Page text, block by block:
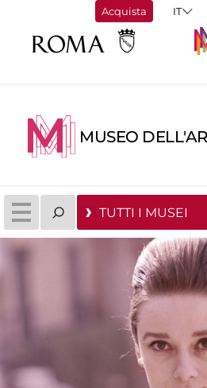
Acquista
MUSEO
TUTTI I MUSEI